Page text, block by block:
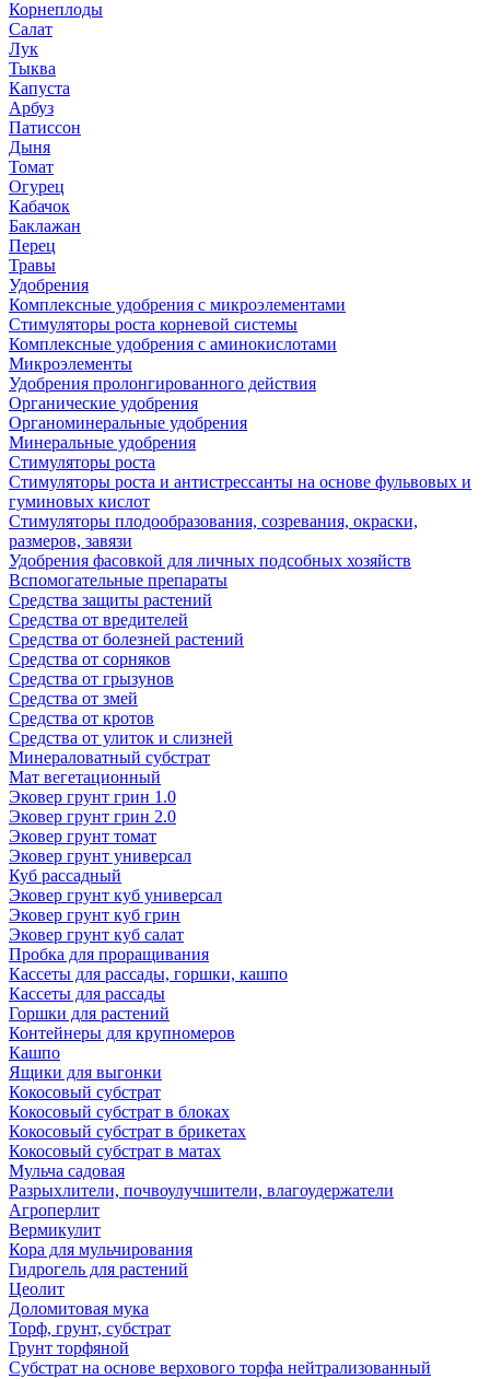
Корнеплоды
Салат
Лук
Тыква
Капуста
Арбуз
Патиссон
Дыня
Томат
Огурец
Кабачок
Баклажан
Перец
Травы
Удобрения
Комплексные удобрения с микроэлементами
Стимуляторы роста корневой системы
Комплексные удобрения с аминокислотами
Микроэлементы
Удобрения пролонгированного действия
Органические удобрения
Органоминеральные удобрения
Минеральные удобрения
Стимуляторы роста
Стимуляторы роста и антистрессанты на основе фульвовых и
гуминовых кислот
Стимуляторы плодообразования, созревания, окраски,
размеров, завязи
Удобрения фасовкой для личных подсобных хозяйств
Вспомогательные препараты
Средства защиты растений
Средства от вредителей
Средства от болезней растений
Средства от сорняков
Средства от грызунов
Средства от змей
Средства от кротов
Средства от улиток и слизней
Минераловатный субстрат
Мат вегетационный
Эковер грунт грин 1.0
Эковер грунт грин 2.0
Эковер грунт томат
Эковер грунт универсал
Куб рассадный
Эковер грунт куб универсал
Эковер грунт куб грин
Эковер грунт куб салат
Пробка для проращивания
Кассеты для рассады, горшки, кашпо
Кассеты для рассады
Горшки для растений
Контейнеры для крупномеров
Кашпо
Ящики для выгонки
Кокосовый субстрат
Кокосовый субстрат в блоках
Кокосовый субстрат в брикетах
Кокосовый субстрат в матах
Мульча садовая
Разрыхлители, почвоулучшители, влагоудержатели
Агроперлит
Вермикулит
Кора для мульчирования
Гидрогель для растений
Цеолит
Доломитовая мука
Торф, грунт, субстрат
Грунт торфяной
Субстрат на основе верхового торфа нейтрализованный